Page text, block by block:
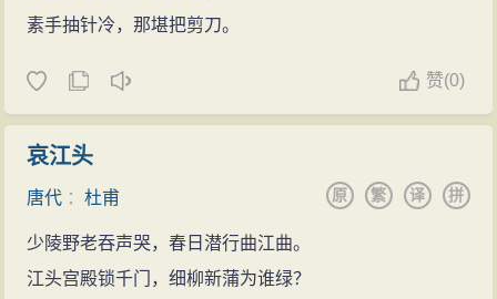
素手抽针冷，那堪把剪刀。
赞(0)
哀江头
唐代 ：杜甫 拼
译
繁
原
少陵野老吞声哭，春日潜行曲江曲。
江头宫殿锁千门，细柳新蒲为谁绿？